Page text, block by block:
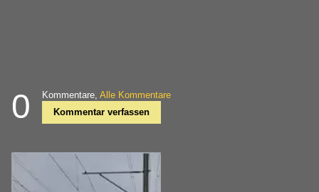
0 Kommentare, Alle Kommentare
Kommentar verfassen